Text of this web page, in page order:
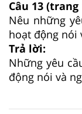
Câu 13
Nêu những
hoạt động nói
Trả lời:
Những yêu
động nói và